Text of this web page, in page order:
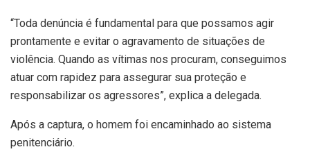
“Toda denúncia é fundamental para que possamos agir
prontamente e evitar o agravamento de situações de
violência. Quando as vítimas nos procuram, conseguimos
atuar com rapidez para assegurar sua proteção e
responsabilizar os agressores”, explica a delegada.
Após a captura, o homem foi encaminhado ao sistema
penitenciário.